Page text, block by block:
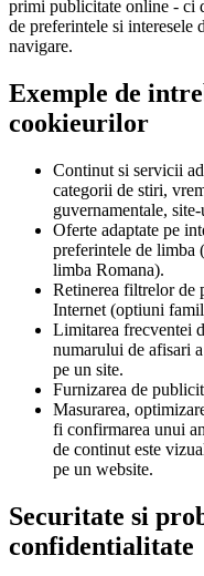
primi publicitate online - ci
de preferintele si interesele
navigare.
Exemple de
cookieurilor
Continut si servicii
categorii de stiri,
guvernamentale,
Oferte adaptate pe
preferintele de limba
limba Romana).
Retinerea filtrelor de
Internet (optiuni
Limitarea frecventei
numarului de afisari
pe un site.
Furnizarea de
Masurarea,
fi confirmarea unui
de continut este
pe un website.
Securitate si
confidentialitate